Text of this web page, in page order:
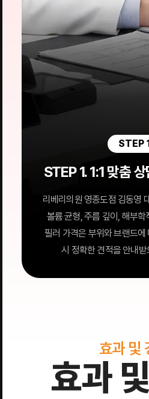
STEP
STEP 1. 1:1 맞춤
리베리의원 영종도점 김동영
볼륨 균형, 주름 깊이, 해부
필러 가격은 부위와 브랜드에
시 정확한 견적을 안내
효과 및
효과